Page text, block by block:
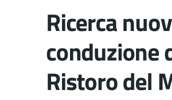
Ricerca
conduzione
Ristoro del